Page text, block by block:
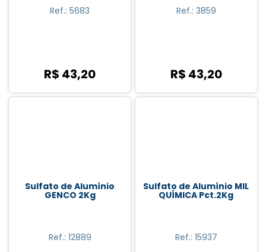
Ref.: 5683
R$ 43,20
Ref.: 3859
R$ 43,20
Sulfato de Alumínio
GENCO 2Kg
Ref.: 12889
Sulfato de Alumínio MIL
QUÍMICA Pct.2Kg
Ref.: 15937